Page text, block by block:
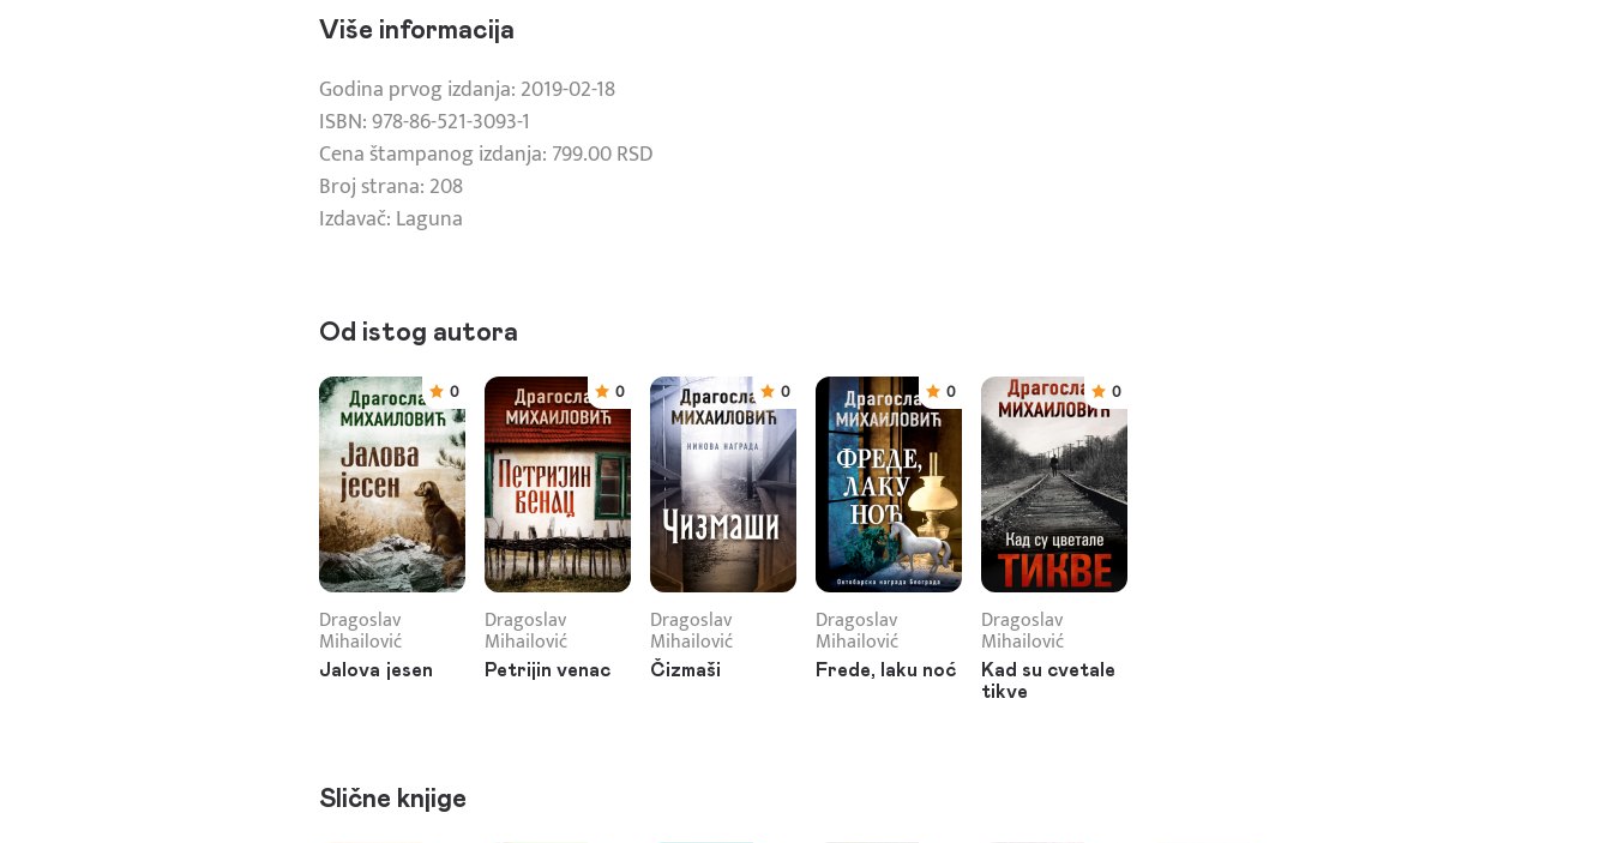
Više informacija
Godina prvog izdanja: 2019-02-18
ISBN: 978-86-521-3093-1
Cena štampanog izdanja: 799.00 RSD
Broj strana: 208
Izdavač: Laguna
Od istog autora
0
Dragoslav
Mihailović
Jalova jesen
0
Dragoslav
Mihailović
Petrijin venac
0
Dragoslav
Mihailović
Čizmaši
0
Dragoslav
Mihailović
Frede, laku noć
0
Dragoslav
Mihailović
Kad su cvetale
tikve
Slične knjige